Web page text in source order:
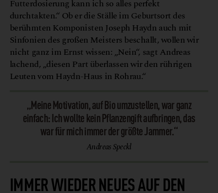
Futterdosierung kann ich so alles perfekt
durchtakten.“ Ob er die Ställe im Geburtsort des
berühmten Komponisten Joseph Haydn auch mit
Sinfonien des großen Meisters beschallt, wollen wir
nicht ganz im Ernst wissen: „Nein“, sagt Andreas
lachend, „diesen Part überlassen wir den rührigen
Leuten vom Haydn-Haus in Rohrau.“
„Meine Motivation, auf Bio umzustellen, war ganz
einfach: Ich wollte kein Pflanzengift aufbringen, das
war für mich immer der größte Jammer.“
Andreas Speckl
IMMER WIEDER NEUES AUF DEN